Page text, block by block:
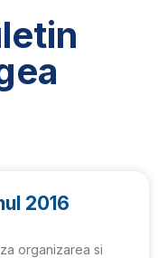
2016
organizarea si